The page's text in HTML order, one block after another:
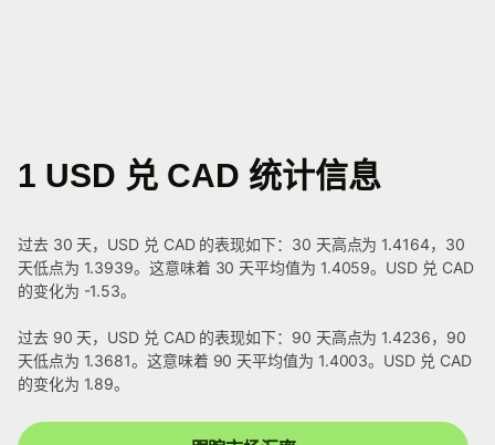
1 USD 兑 CAD 统计信息
过去 30 天，USD 兑 CAD 的表现如下：30 天高点为 1.4164，30
天低点为 1.3939。这意味着 30 天平均值为 1.4059。USD 兑 CAD
的变化为 -1.53。
过去 90 天，USD 兑 CAD 的表现如下：90 天高点为 1.4236，90
天低点为 1.3681。这意味着 90 天平均值为 1.4003。USD 兑 CAD
的变化为 1.89。